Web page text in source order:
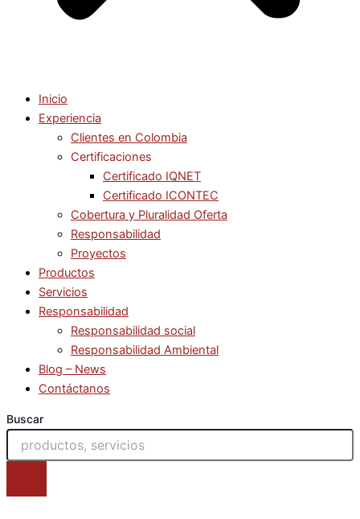
Inicio
Experiencia
Clientes en Colombia
Certificaciones
Certificado IQNET
Certificado ICONTEC
Cobertura y Pluralidad Oferta
Responsabilidad
Proyectos
Productos
Servicios
Responsabilidad
Responsabilidad social
Responsabilidad Ambiental
Blog – News
Contáctanos
Buscar